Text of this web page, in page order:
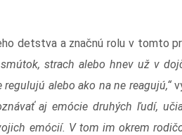
detstva a značnú rolu v tomto
strach alebo hnev už v
alebo ako na ne reagujú,“
aj emócie druhých ľudí,
emócií. V tom im okrem